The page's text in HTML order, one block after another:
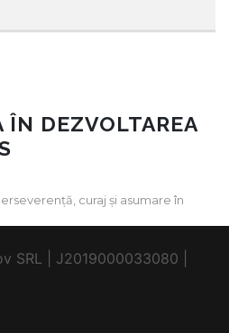
ÎN DEZVOLTAREA
curaj și asumare în
SRL | J2019000033080 |